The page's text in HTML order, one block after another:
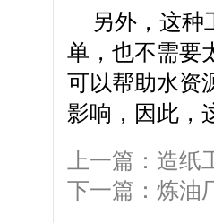
另外，这种
单，也不需要
可以帮助水资
影响，因此，
上一篇： 造纸
下一篇： 炼油